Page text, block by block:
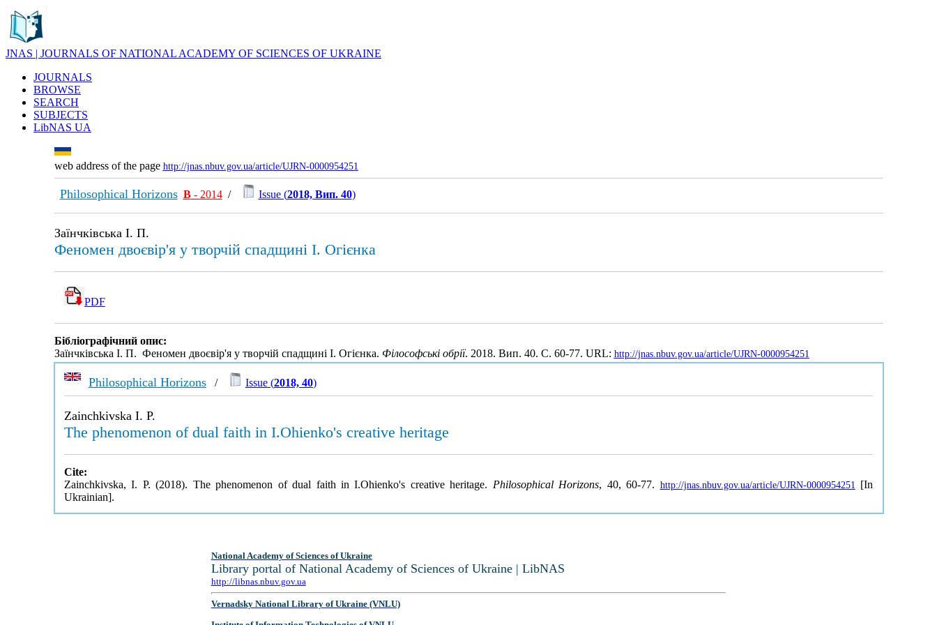
JNAS | JOURNALS OF NATIONAL ACADEMY OF SCIENCES OF UKRAINE
JOURNALS
BROWSE
SEARCH
SUBJECTS
LibNAS UA
web address of the page http://jnas.nbuv.gov.ua/article/UJRN-0000954251
Philosophical Horizons В- 2014/ Issue (2018, Вип. 40)
Заїнчківська І. П.
Феномен двоєвір'я у творчій спадщині І. Огієнка
PDF
Бібліографічний опис:
Заїнчківська І. П. Феномен двоєвір'я у творчій спадщині І. Огієнка. Філософські обрії. 2018. Вип. 40. С. 60-77. URL: http://jnas.nbuv.gov.ua/article/UJRN-0000954251
Philosophical Horizons/ Issue (2018, 40)
Zainchkivska I. P.
The phenomenon of dual faith in I.Ohienko's creative heritage
Cite:
Zainchkivska, I. P. (2018). The phenomenon of dual faith in I.Ohienko's creative heritage. Philosophical Horizons, 40, 60-77. http://jnas.nbuv.gov.ua/article/UJRN-0000954251 [In
Ukrainian].
National Academy of Sciences of Ukraine
Library portal of National Academy of Sciences of Ukraine | LibNAS
http://libnas.nbuv.gov.ua
Vernadsky National Library of Ukraine (VNLU)